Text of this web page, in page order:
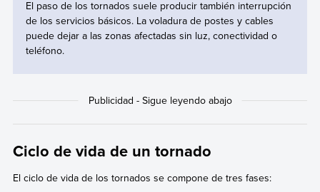
El paso de los tornados suele producir también interrupción
de los servicios básicos. La voladura de postes y cables
puede dejar a las zonas afectadas sin luz, conectividad o
teléfono.
Ciclo de vida de un tornado
El ciclo de vida de los tornados se compone de tres fases: